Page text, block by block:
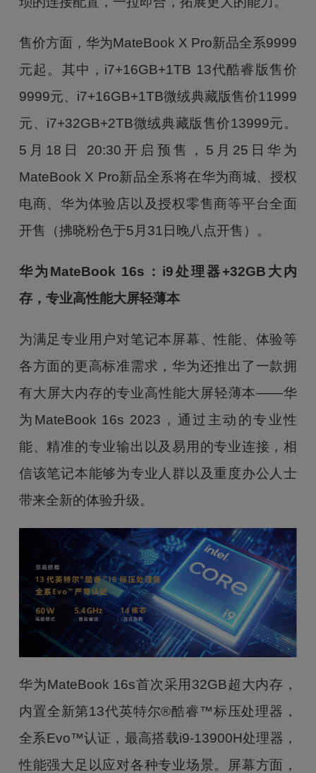
售价方面，华为MateBook X Pro新品全系9999
元起。其中，i7+16GB+1TB 13代酷睿版售价
9999元、i7+16GB+1TB微绒典藏版售价11999
元、i7+32GB+2TB微绒典藏版售价13999元。
5月18日 20:30开启预售，5月25日华为
MateBook X Pro新品全系将在华为商城、授权
电商、华为体验店以及授权零售商等平台全面
开售（拂晓粉色于5月31日晚八点开售）。
华为MateBook 16s：i9处理器+32GB大内
存，专业高性能大屏轻薄本
为满足专业用户对笔记本屏幕、性能、体验等
各方面的更高标准需求，华为还推出了一款拥
有大屏大内存的专业高性能大屏轻薄本——华
为MateBook 16s 2023，通过主动的专业性
能、精准的专业输出以及易用的专业连接，相
信该笔记本能够为专业人群以及重度办公人士
带来全新的体验升级。
华为MateBook 16s首次采用32GB超大内存，
内置全新第13代英特尔®酷睿™标压处理器，
全系Evo™认证，最高搭载i9-13900H处理器，
性能强大足以应对各种专业场景。屏幕方面，